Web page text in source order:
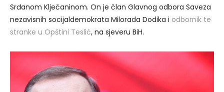
Srđanom Klječaninom. On je član Glavnog odbora Saveza
nezavisnih socijaldemokrata Milorada Dodika i odbornik te
stranke u Opštini Teslić, na sjeveru BiH.